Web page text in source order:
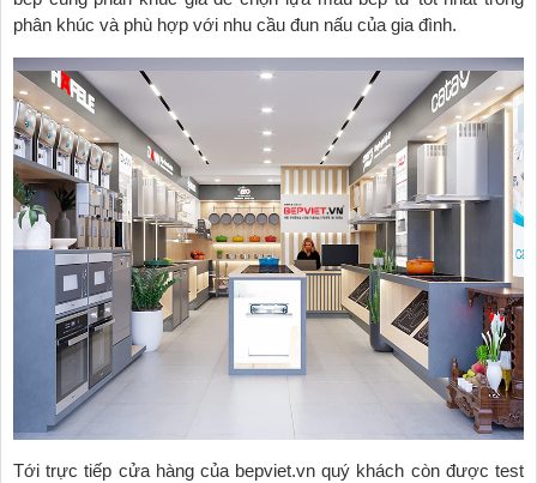
phân khúc và phù hợp với nhu cầu đun nấu của gia đình.
Tới trực tiếp cửa hàng của bepviet.vn quý khách còn được test